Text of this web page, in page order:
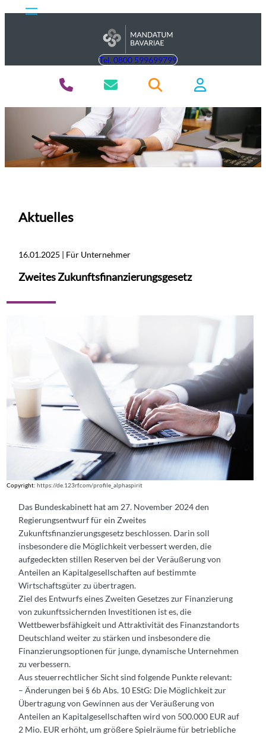
Tel. 0800 599699799
Aktuelles
16.01.2025 | Für Unternehmer
Zweites Zukunftsfinanzierungsgesetz
Copyright:https://de.123rf.com/profile_alphaspirit
Das Bundeskabinett hat am 27. November 2024 den
Regierungsentwurf für ein Zweites
Zukunftsfinanzierungsgesetz beschlossen. Darin soll
insbesondere die Möglichkeit verbessert werden, die
aufgedeckten stillen Reserven bei der Veräußerung von
Anteilen an Kapitalgesellschaften auf bestimmte
Wirtschaftsgüter zu übertragen.
Ziel des Entwurfs eines Zweiten Gesetzes zur Finanzierung
von zukunftssichernden Investitionen ist es, die
Wettbewerbsfähigkeit und Attraktivität des Finanzstandorts
Deutschland weiter zu stärken und insbesondere die
Finanzierungsoptionen für junge, dynamische Unternehmen
zu verbessern.
Aus steuerrechtlicher Sicht sind folgende Punkte relevant:
– Änderungen bei § 6b Abs. 10 EStG: Die Möglichkeit zur
Übertragung von Gewinnen aus der Veräußerung von
Anteilen an Kapitalgesellschaften wird von 500.000 EUR auf
2 Mio. EUR erhöht, um größere Spielräume für betriebliche